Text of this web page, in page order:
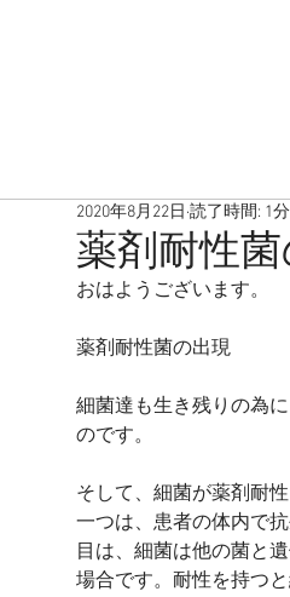
薬剤耐性
2020年8月22日 読了時間: 1分
おはようございます。
薬剤耐性菌の出現
細菌達も生き残りの為
のです。
そして、細菌が薬剤耐
一つは、患者の体内で
目は、細菌は他の菌と
場合です。耐性を持つ